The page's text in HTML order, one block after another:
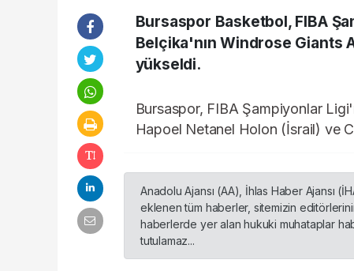
Bursaspor Basketbol, FIBA
Belçika'nın Windrose Giants
yükseldi.
Bursaspor, FIBA Şampiyonlar
Hapoel Netanel Holon (İsrail) ve
Anadolu Ajansı (AA), İhlas Haber Ajansı
eklenen tüm haberler, sitemizin
haberlerde yer alan hukuki muhataplar
tutulamaz...